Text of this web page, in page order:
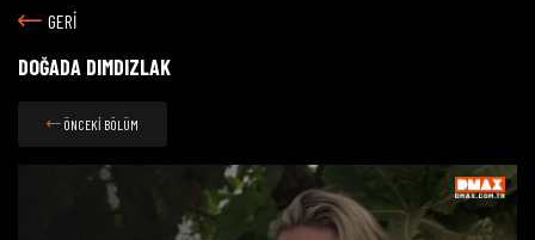
GERİ
DOĞADA DIMDIZLAK
ÖNCEKİ BÖLÜM